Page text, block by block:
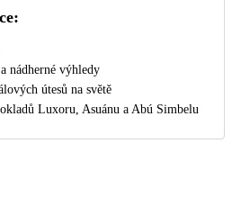
nádherné výhledy
útesů na světě
Luxoru, Asuánu a Abú Simbelu